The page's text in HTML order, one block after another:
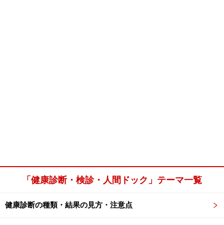
「健康診断・検診・人間ドック」テーマ一覧
健康診断の種類・結果の見方・注意点